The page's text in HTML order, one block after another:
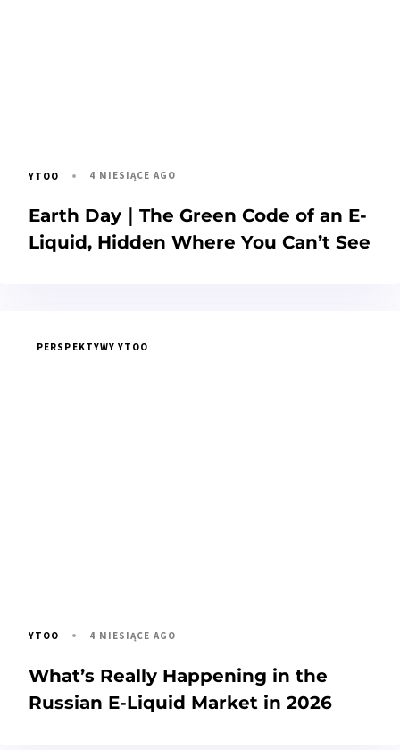
YTOO 4 MIESIĄCE AGO
Earth Day｜The Green Code of an E-
Liquid, Hidden Where You Can’t See
PERSPEKTYWY YTOO
YTOO 4 MIESIĄCE AGO
What’s Really Happening in the
Russian E-Liquid Market in 2026